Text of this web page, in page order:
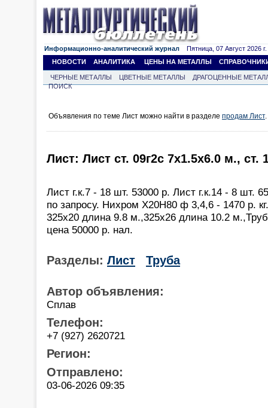
Информационно-аналитический журнал Пятница, 07 Август 2026 г.
НОВОСТИ
АНАЛИТИКА ЦЕНЫ НА МЕТАЛЛЫ
ЧЕРНЫЕ МЕТАЛЛЫ ЦВЕТНЫЕ МЕТАЛЛЫ
ДРАГОЦЕННЫЕ
ПОИСК
Объявления по теме Лист можно найти в разделе продам Лист.
Лист: Лист ст. 09г2с 7х1.5х6.0 м., ст.
Лист г.к.7 - 18 шт. 53000 р. Лист г.к.14 - 8 шт.
по запросу. Нихром Х20Н80 ф 3,4,6 - 1470 р.
325х20 длина 9.8 м.,325х26 длина 10.2
цена 50000 р. нал.
Разделы: Лист Труба
Автор объявления:
Сплав
Телефон:
+7 (927) 2620721
Регион:
Отправлено:
03-06-2026 09:35